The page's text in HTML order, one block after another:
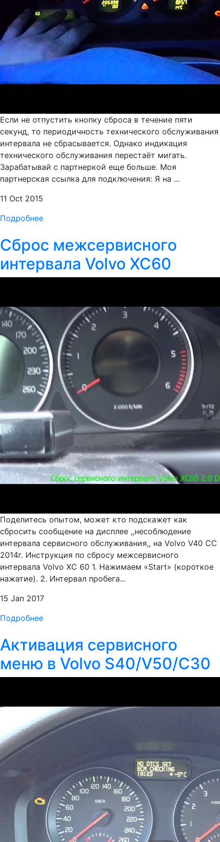
Если не отпустить кнопку сброса в течение пяти
секунд, то периодичность технического обслуживания
интервала не сбрасывается. Однако индикация
технического обслуживания перестаёт мигать.
Зарабатывай с партнеркой еще больше. Моя
партнерская ссылка для подключения: Я на ...
11 Oct 2015
Подробнее
Сброс межсервисного
интервала Volvo XC60
Поделитесь опытом, может кто подскажет как
сбросить сообщение на дисплее ,,несоблюдение
интервала сервисного обслуживания,, на Volvo V40 СС
2014г. Инструкция по сбросу межсервисного
интервала Volvo XC 60 1. Нажимаем «Start» (короткое
нажатие). 2. Интервал пробега...
15 Jan 2017
Подробнее
Активация сервисного
меню в Volvo S40/V50/C30